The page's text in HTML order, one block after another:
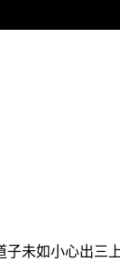
未如小心出三